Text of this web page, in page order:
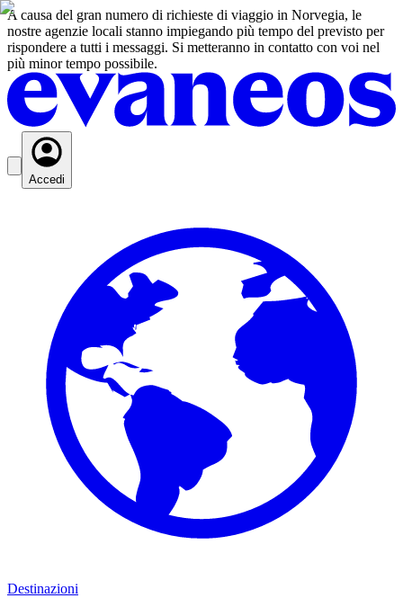
A causa del gran numero di richieste di viaggio in Norvegia, le
nostre agenzie locali stanno impiegando più tempo del previsto per
rispondere a tutti i messaggi. Si metteranno in contatto con voi nel
più minor tempo possibile.
Accedi
Destinazioni